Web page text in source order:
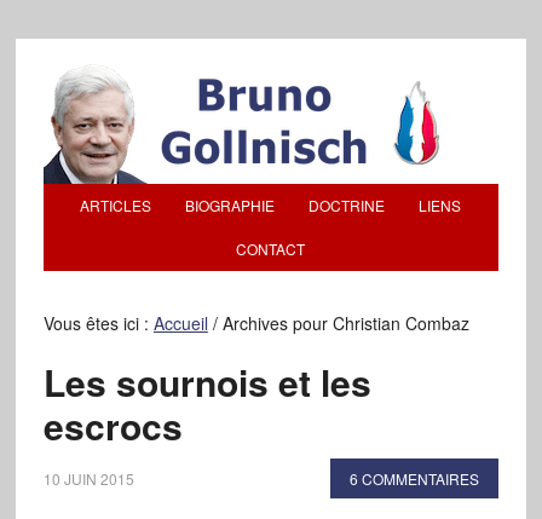
ARTICLES BIOGRAPHIE DOCTRINE LIENS
CONTACT
Vous êtes ici : Accueil /Archives pour Christian Combaz
Les sournois et les
escrocs
10 JUIN 2015 6 COMMENTAIRES